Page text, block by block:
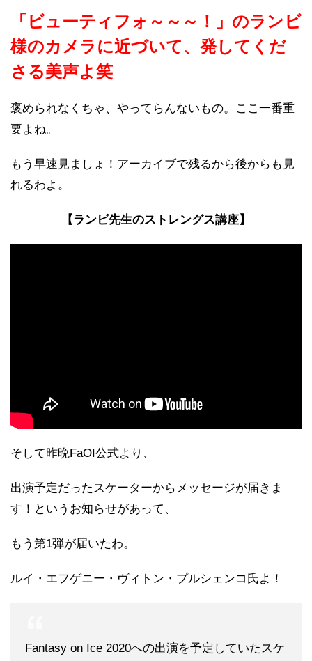
「ビューティフォ～～～！」のランビ
様のカメラに近づいて、発してくだ
さる美声よ笑
褒められなくちゃ、やってらんないもの。ここ一番重
要よね。
もう早速見ましょ！アーカイブで残るから後からも見
れるわよ。
【ランビ先生のストレングス講座】
そして昨晩FaOI公式より、
出演予定だったスケーターからメッセージが届きま
す！というお知らせがあって、
もう第1弾が届いたわ。
ルイ・エフゲニー・ヴィトン・プルシェンコ氏よ！
Fantasy on Ice 2020への出演を予定していたスケ